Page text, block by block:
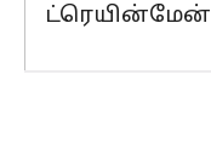
ட்ரெயின்மேன்